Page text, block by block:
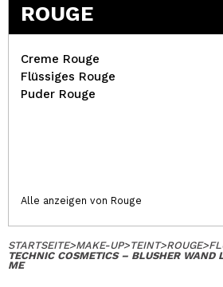
ROUGE
Creme Rouge
Flüssiges Rouge
Puder Rouge
Alle anzeigen von Rouge
STARTSEITE>MAKE-UP>TEINT>ROUGE>
TECHNIC COSMETICS – BLUSHER WAND
ME